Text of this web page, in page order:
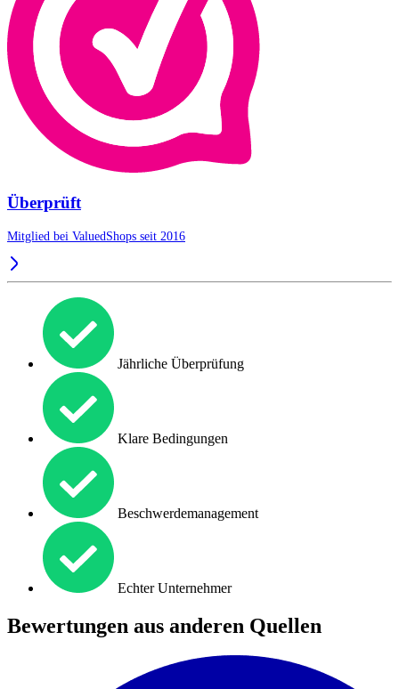
Überprüft
Mitglied bei ValuedShops seit 2016
Jährliche Überprüfung
Klare Bedingungen
Beschwerdemanagement
Echter Unternehmer
Bewertungen aus anderen Quellen